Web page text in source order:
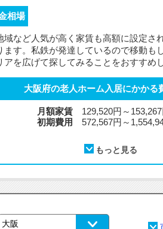
相場
域など人気が高く家賃も高額に設定さ
ます。私鉄が発達しているので移動も
アを広げて探してみることをおすすめ
大阪府の老人ホーム入居にかかる
月額家賃 129,520円～
初期費用
572,567円～